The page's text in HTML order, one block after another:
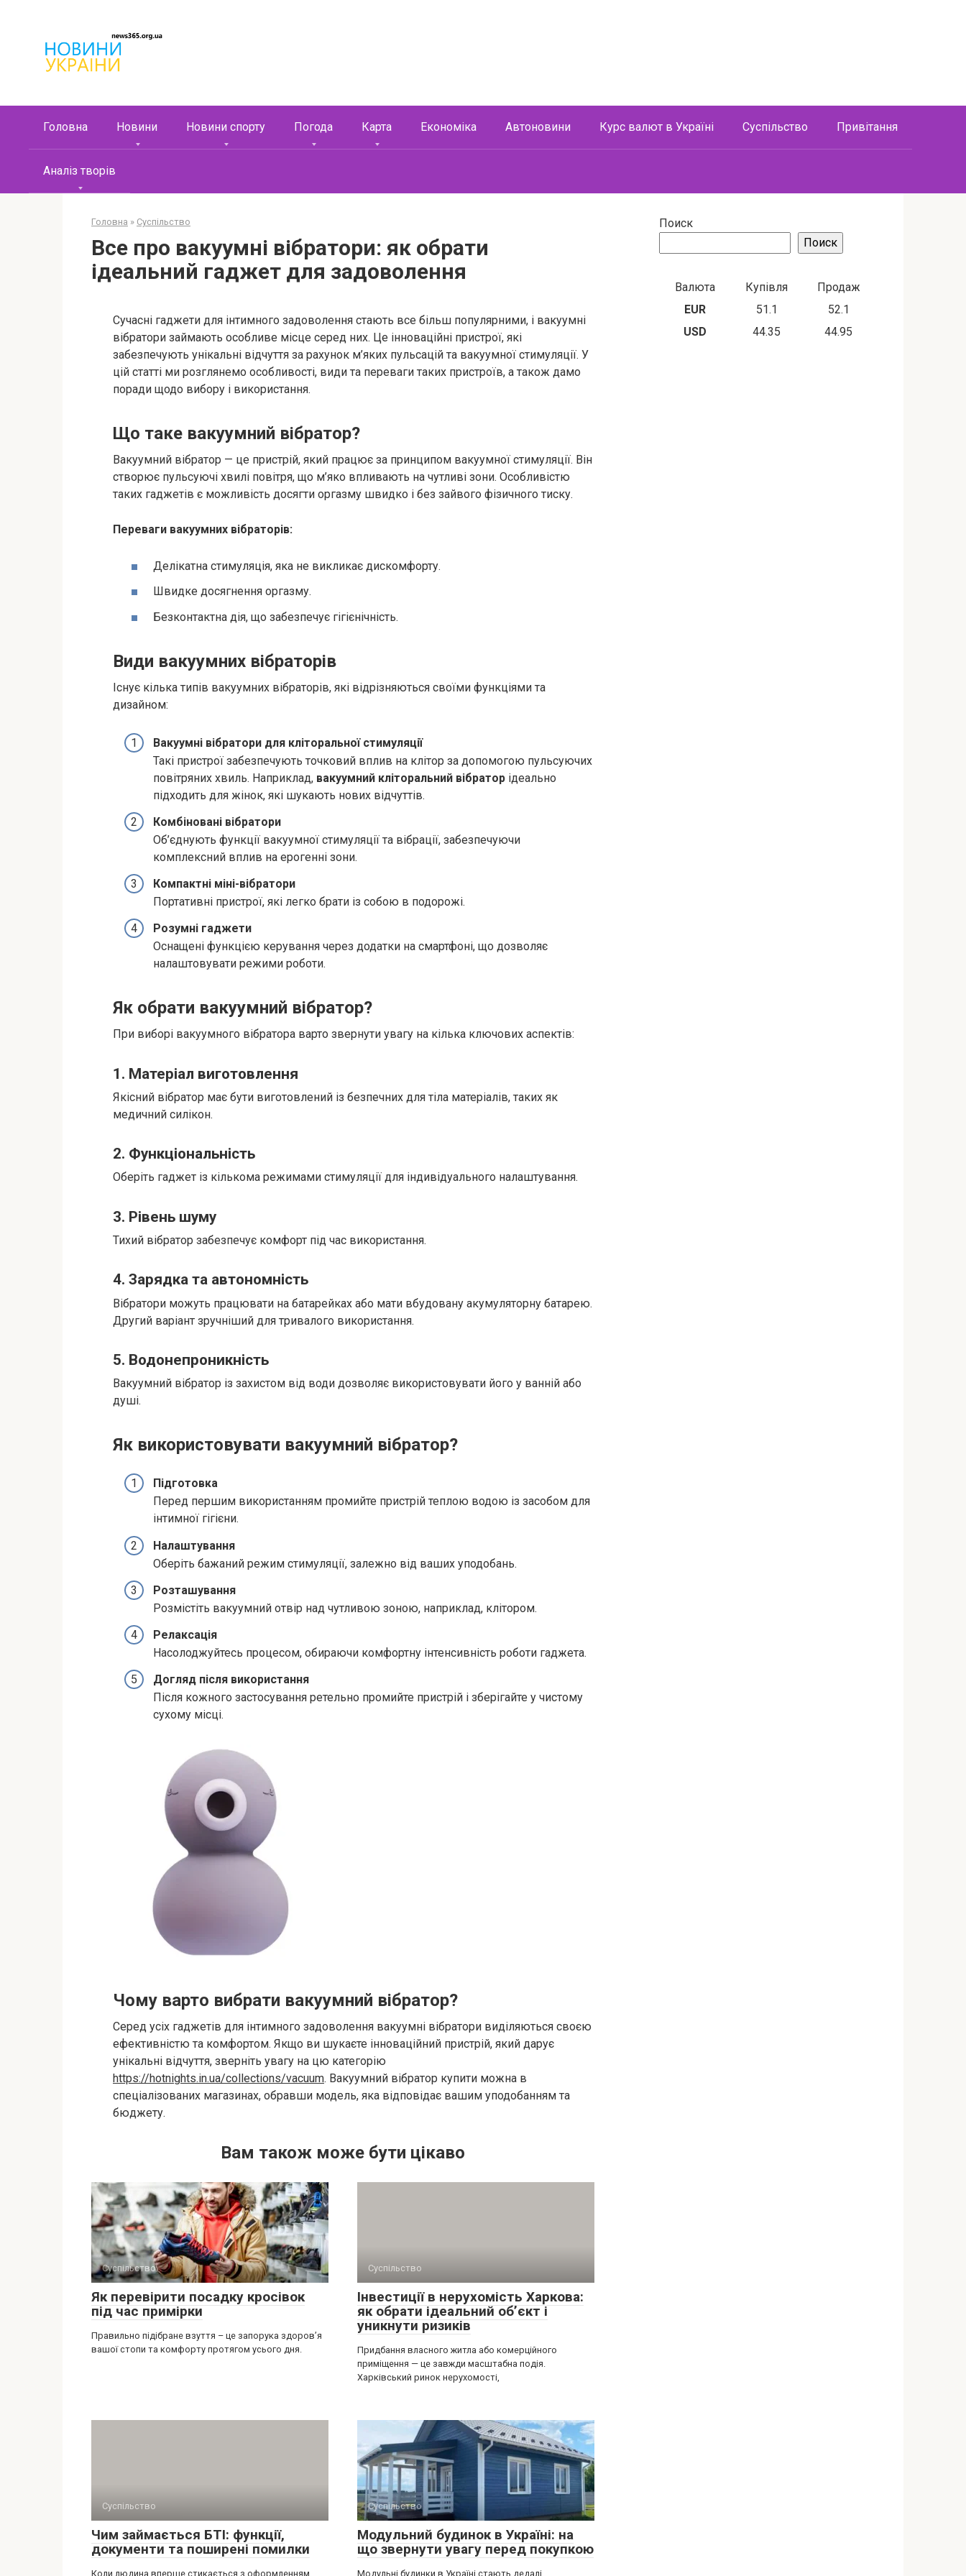
контенту
Головна Новини Новини спорту Погода Карта Економіка Автоновини Курс валют в Україні Суспільство Привітання
Аналіз творів
Головна » Суспільство
Все про вакуумні вібратори: як обрати
ідеальний гаджет для задоволення
Сучасні гаджети для інтимного задоволення стають все більш популярними, і вакуумні
вібратори займають особливе місце серед них. Це інноваційні пристрої, які
забезпечують унікальні відчуття за рахунок м’яких пульсацій та вакуумної стимуляції. У
цій статті ми розглянемо особливості, види та переваги таких пристроїв, а також дамо
поради щодо вибору і використання.
Що таке вакуумний вібратор?
Вакуумний вібратор — це пристрій, який працює за принципом вакуумної стимуляції. Він
створює пульсуючі хвилі повітря, що м’яко впливають на чутливі зони. Особливістю
таких гаджетів є можливість досягти оргазму швидко і без зайвого фізичного тиску.
Переваги вакуумних вібраторів:
Делікатна стимуляція, яка не викликає дискомфорту.
Швидке досягнення оргазму.
Безконтактна дія, що забезпечує гігієнічність.
Види вакуумних вібраторів
Існує кілька типів вакуумних вібраторів, які відрізняються своїми функціями та
дизайном:
Вакуумні вібратори для кліторальної стимуляції
Такі пристрої забезпечують точковий вплив на клітор за допомогою пульсуючих
повітряних хвиль. Наприклад, вакуумний кліторальний вібратор ідеально
підходить для жінок, які шукають нових відчуттів.
Комбіновані вібратори
Об’єднують функції вакуумної стимуляції та вібрації, забезпечуючи
комплексний вплив на ерогенні зони.
Компактні міні-вібратори
Портативні пристрої, які легко брати із собою в подорожі.
Розумні гаджети
Оснащені функцією керування через додатки на смартфоні, що дозволяє
налаштовувати режими роботи.
Як обрати вакуумний вібратор?
При виборі вакуумного вібратора варто звернути увагу на кілька ключових аспектів:
1. Матеріал виготовлення
Якісний вібратор має бути виготовлений із безпечних для тіла матеріалів, таких як
медичний силікон.
2. Функціональність
Оберіть гаджет із кількома режимами стимуляції для індивідуального налаштування.
3. Рівень шуму
Тихий вібратор забезпечує комфорт під час використання.
4. Зарядка та автономність
Вібратори можуть працювати на батарейках або мати вбудовану акумуляторну батарею.
Другий варіант зручніший для тривалого використання.
5. Водонепроникність
Вакуумний вібратор із захистом від води дозволяє використовувати його у ванній або
душі.
Як використовувати вакуумний вібратор?
Підготовка
Перед першим використанням промийте пристрій теплою водою із засобом для
інтимної гігієни.
Налаштування
Оберіть бажаний режим стимуляції, залежно від ваших уподобань.
Розташування
Розмістіть вакуумний отвір над чутливою зоною, наприклад, клітором.
Релаксація
Насолоджуйтесь процесом, обираючи комфортну інтенсивність роботи гаджета.
Догляд після використання
Після кожного застосування ретельно промийте пристрій і зберігайте у чистому
сухому місці.
Чому варто вибрати вакуумний вібратор?
Серед усіх гаджетів для інтимного задоволення вакуумні вібратори виділяються своєю
ефективністю та комфортом. Якщо ви шукаєте інноваційний пристрій, який дарує
унікальні відчуття, зверніть увагу на цю категорію
https://hotnights.in.ua/collections/vacuum. Вакуумний вібратор купити можна в
спеціалізованих магазинах, обравши модель, яка відповідає вашим уподобанням та
бюджету.
Вам також може бути цікаво
Суспільство
Як перевірити посадку кросівок
під час примірки
Правильно підібране взуття – це запорука здоров’я
вашої стопи та комфорту протягом усього дня.
Суспільство
Інвестиції в нерухомість Харкова:
як обрати ідеальний об’єкт і
уникнути ризиків
Придбання власного житла або комерційного
приміщення — це завжди масштабна подія.
Харківський ринок нерухомості,
Суспільство
Чим займається БТІ: функції,
документи та поширені помилки
Коли людина вперше стикається з оформленням
Суспільство
Модульний будинок в Україні: на
що звернути увагу перед покупкою
Модульні будинки в Україні стають дедалі
Поиск
Поиск
Валюта Купівля
Продаж
EUR
51.1
52.1
USD
44.35 44.95